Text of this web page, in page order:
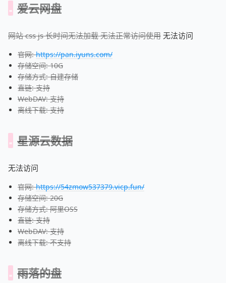
爱云网盘
网站 css js 长时间无法加载 无法正常访问使用 无法访问
官网:https://pan.iyuns.com/
存储空间: 10G
存储方式: 自建存储
直链: 支持
WebDAV: 支持
离线下载: 支持
星源云数据
无法访问
官网:https://54zmow537379.vicp.fun/
存储空间: 20G
存储方式: 阿里OSS
直链: 支持
WebDAV: 支持
离线下载: 不支持
雨落的盘